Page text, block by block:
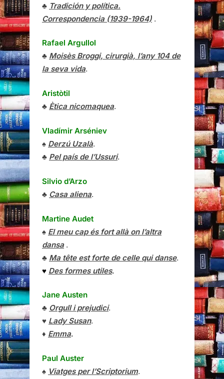
♣ Tradición y política.
Correspondencia (1939-1964) .
Rafael Argullol
♣ Moisès Broggi, cirurgià, l’any 104 de
la seva vida.
Aristòtil
♣ Ètica nicomaquea.
Vladímir Arséniev
♠ Derzú Uzalà.
♣ Pel país de l’Ussuri.
Silvio d’Arzo
♣ Casa aliena.
Martine Audet
♠ El meu cap és fort allà on l’altra
dansa.
♣ Ma tête est forte de celle qui danse.
♥ Des formes utiles.
Jane Austen
♣ Orgull i prejudici.
♥ Lady Susan.
♦ Emma.
Paul Auster
♠ Viatges per l’Scriptorium.